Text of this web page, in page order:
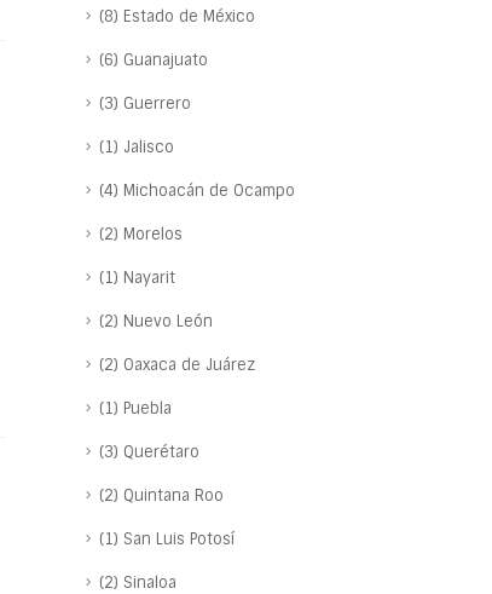
(8) Estado de México
(6) Guanajuato
(3) Guerrero
(1) Jalisco
(4) Michoacán de Ocampo
(2) Morelos
(1) Nayarit
(2) Nuevo León
(2) Oaxaca de Juárez
(1) Puebla
(3) Querétaro
(2) Quintana Roo
(1) San Luis Potosí
(2) Sinaloa